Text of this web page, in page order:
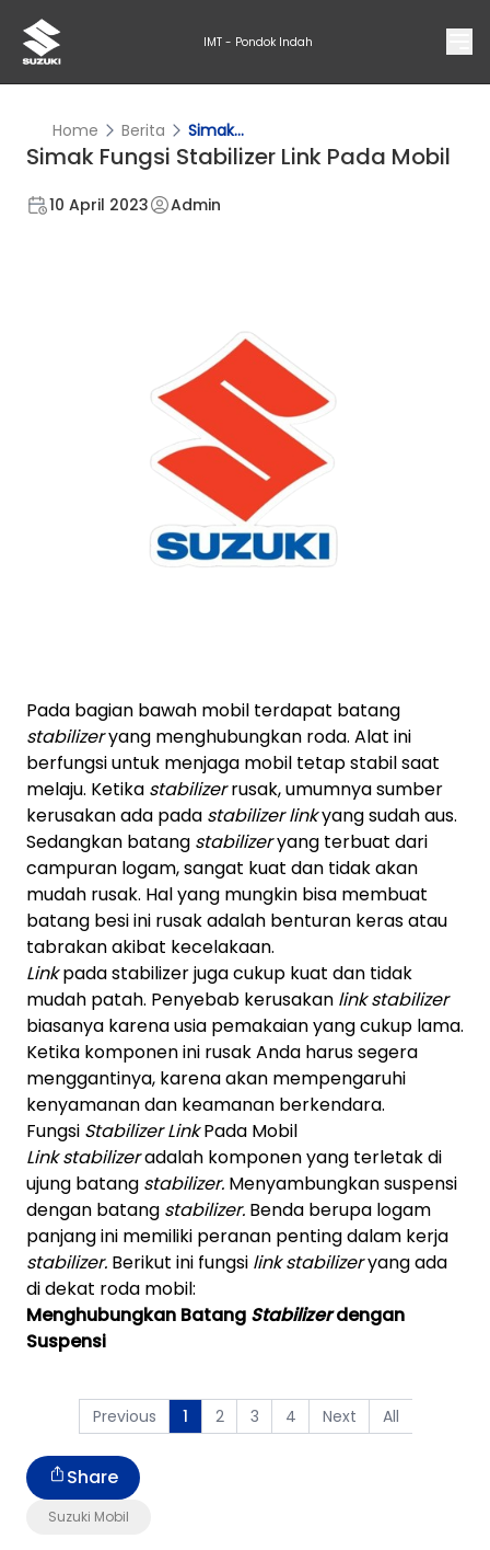
IMT - Pondok Indah
Home Berita Simak...
Simak Fungsi Stabilizer Link Pada Mobil
10 April 2023 Admin
Pada bagian bawah mobil terdapat batang
stabilizeryang menghubungkan roda. Alat ini
berfungsi untuk menjaga mobil tetap stabil saat
melaju. Ketika stabilizerrusak, umumnya sumber
kerusakan ada pada stabilizer linkyang sudah aus.
Sedangkan batang stabilizeryang terbuat dari
campuran logam, sangat kuat dan tidak akan
mudah rusak. Hal yang mungkin bisa membuat
batang besi ini rusak adalah benturan keras atau
tabrakan akibat kecelakaan.
Linkpada stabilizer juga cukup kuat dan tidak
mudah patah. Penyebab kerusakan link stabilizer
biasanya karena usia pemakaian yang cukup lama.
Ketika komponen ini rusak Anda harus segera
menggantinya, karena akan mempengaruhi
kenyamanan dan keamanan berkendara.
Fungsi Stabilizer LinkPada Mobil
Link stabilizeradalah komponen yang terletak di
ujung batang stabilizer. Menyambungkan suspensi
dengan batang stabilizer. Benda berupa logam
panjang ini memiliki peranan penting dalam kerja
stabilizer. Berikut ini fungsi link stabilizeryang ada
di dekat roda mobil:
Menghubungkan Batang Stabilizerdengan
Suspensi
Previous 1 2 3 4 Next All
Suzuki Mobil
Share